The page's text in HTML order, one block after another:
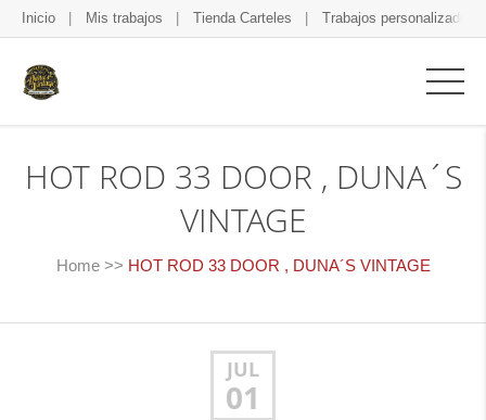
Inicio Mis trabajos Tienda Carteles Trabajos personalizados
HOT ROD 33 DOOR , DUNA´S
VINTAGE
Home >> HOT ROD 33 DOOR , DUNA´S VINTAGE
JUL
01